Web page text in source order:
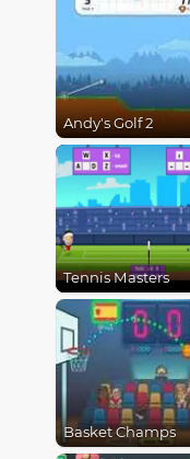
Andy's Golf 2
Tennis Masters
Basket Champs